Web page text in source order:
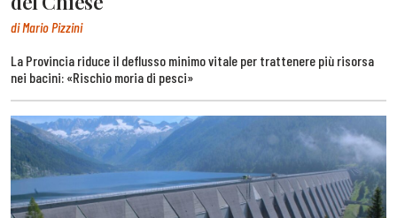
di Mario Pizzini
La Provincia riduce il deflusso minimo vitale per trattenere più risorsa
nei bacini: «Rischio moria di pesci»